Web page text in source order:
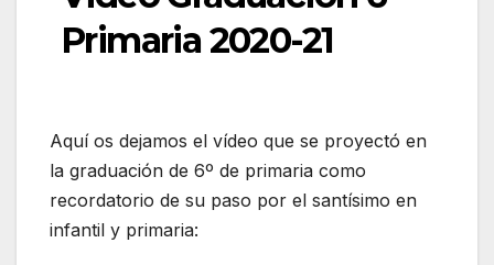
Primaria 2020-21
Aquí os dejamos el vídeo que se proyectó en
la graduación de 6º de primaria como
recordatorio de su paso por el santísimo en
infantil y primaria: